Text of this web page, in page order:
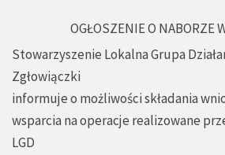
OGŁOSZENIE O NABORZE
Stowarzyszenie Lokalna Grupa
Zgłowiączki
informuje o możliwości składania
wsparcia na operacje realizowane
LGD